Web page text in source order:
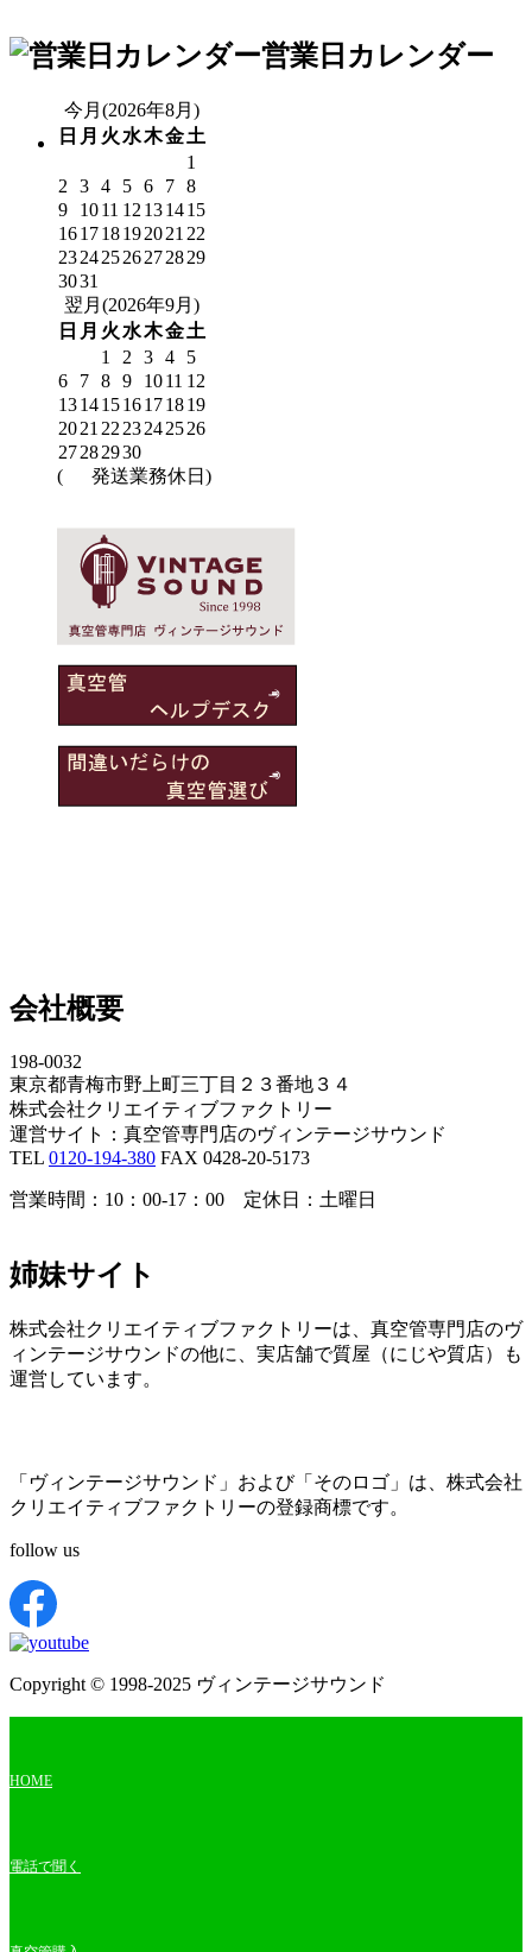
営業日カレンダー
今月(2026年8月)
日 月 火 水木金土
1
2
3 4 5 6 7 8
9
1011 12 131415
161718192021 22
23242526272829
3031
翌月(2026年9月)
日 月 火 水木金土
1
2 3 4
5
6
7 8 9 1011 12
13141516171819
2021 22 23242526
27282930
(
発送業務休日)
会社概要
198-0032
東京都青梅市野上町三丁目２３番地３４
株式会社クリエイティブファクトリー
運営サイト：真空管専門店のヴィンテージサウンド
TEL 0120-194-380 FAX 0428-20-5173
営業時間：10：00-17：00 定休日：土曜日
姉妹サイト
株式会社クリエイティブファクトリーは、真空管専門店のヴ
ィンテージサウンドの他に、実店舗で質屋（にじや質店）も
運営しています。
「ヴィンテージサウンド」および「そのロゴ」は、株式会社
クリエイティブファクトリーの登録商標です。
follow us
Copyright © 1998-2025 ヴィンテージサウンド
HOME
電話で聞く